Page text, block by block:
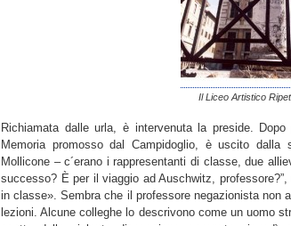
Il Liceo Artistico
Richiamata dalle urla, è intervenuta la preside.
Memoria promosso dal Campidoglio, è uscito
Mollicone – c´erano i rappresentanti di classe, due
successo? È per il viaggio ad Auschwitz,
in classe». Sembra che il professore negazionista non
lezioni. Alcune colleghe lo descrivono come un uomo